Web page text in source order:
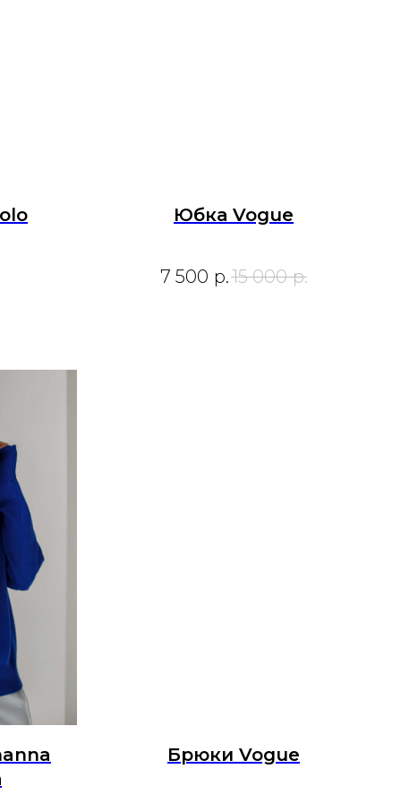
Юбка Vogue
7 500 р.15 000 р.
Брюки Vogue